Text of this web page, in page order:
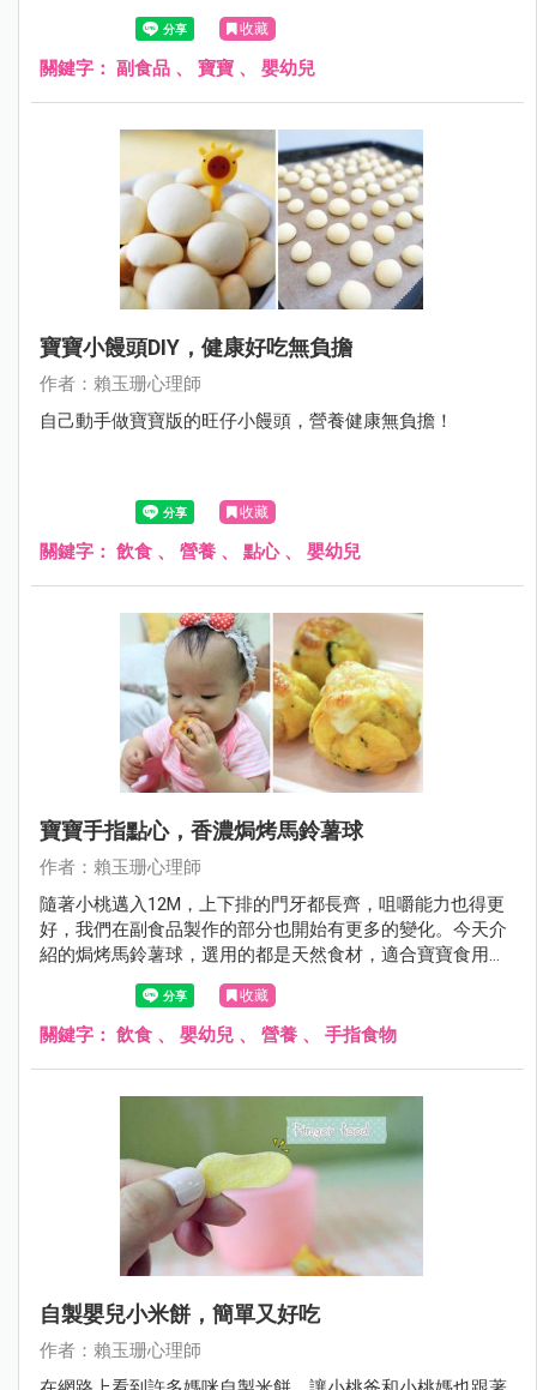
一歲以前吃調味料，於是，小桃爸和小桃媽開始嘗試製作高
湯，利用高湯本身的鮮甜及香氣讓副食品變得更好吃，今天
介紹的是：五色蔬菜高湯。
收藏
關鍵字： 副食品 、 寶寶 、 嬰幼兒
寶寶小饅頭DIY，健康好吃無負擔
作者：賴玉珊心理師
自己動手做寶寶版的旺仔小饅頭，營養健康無負擔！
收藏
關鍵字： 飲食 、 營養 、 點心、 嬰幼兒
寶寶手指點心，香濃焗烤馬鈴薯球
作者：賴玉珊心理師
隨著小桃邁入12M，上下排的門牙都長齊，咀嚼能力也得更
好，我們在副食品製作的部分也開始有更多的變化。今天介
紹的焗烤馬鈴薯球，選用的都是天然食材，適合寶寶食用，
上方撒點黑胡椒，大人也可以吃得津津有味，是道老少咸宜
收藏
關鍵字： 飲食 、 嬰幼兒 、 營養 、 手指食物
自製嬰兒小米餅，簡單又好吃
作者：賴玉珊心理師